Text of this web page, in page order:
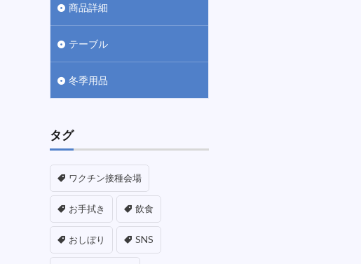
商品詳細
テーブル
冬季用品
タグ
ワクチン接種会場
お手拭き 飲食
おしぼり SNS